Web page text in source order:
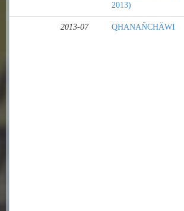
2013)
2013-07 QHANAÑCHÄWI